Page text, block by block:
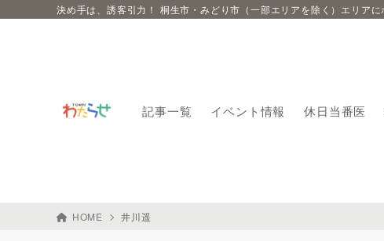
決め手は、誘客引力！ 桐生市・みどり市（一部エリアを除く）エリア
記事一覧 イベント情報 休日当番医
HOME 井川遥